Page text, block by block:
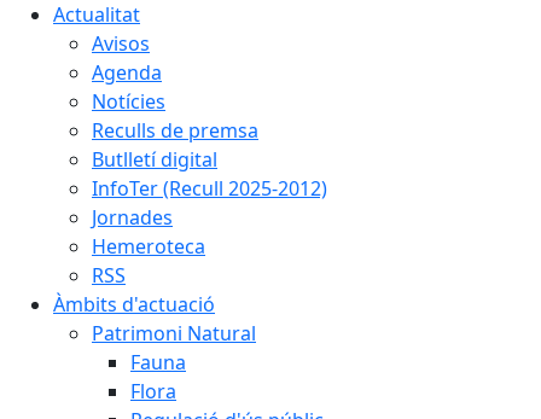
Actualitat
Avisos
Agenda
Notícies
Reculls de premsa
Butlletí digital
InfoTer (Recull 2025-2012)
Jornades
Hemeroteca
RSS
Àmbits d'actuació
Patrimoni Natural
Fauna
Flora